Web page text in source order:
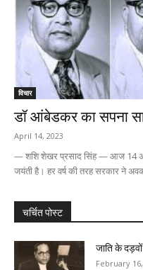
विचार
डॉ आंबेडकर का सपना
April 14, 2023
— शशि शेखर प्रसाद सिंह — आज 14
जयंती है। हर वर्ष की तरह सरकार ने
चर्चित पोस्ट
जाति के
February